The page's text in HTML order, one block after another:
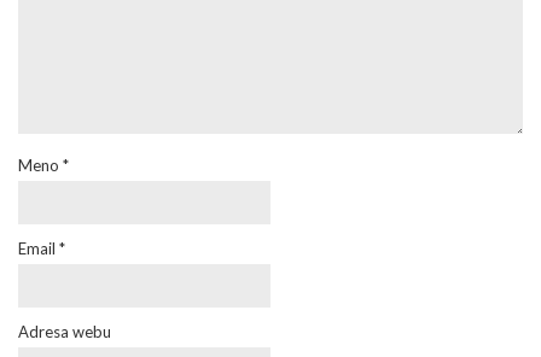
Meno *
Email *
Adresa webu